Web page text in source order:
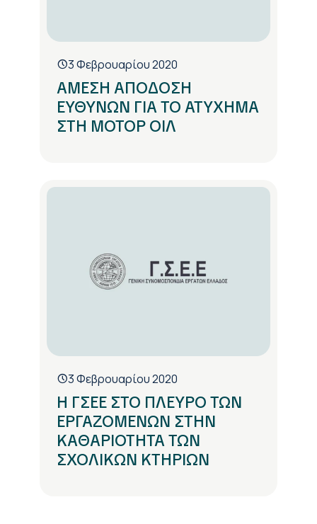
3 Φεβρουαρίου 2020
ΑΜΕΣΗ ΑΠΟΔΟΣΗ
ΕΥΘΥΝΩΝ ΓΙΑ ΤΟ ΑΤΥΧΗΜΑ
ΣΤΗ ΜΟΤΟΡ ΟΙΛ
3 Φεβρουαρίου 2020
Η ΓΣΕΕ ΣΤΟ ΠΛΕΥΡΟ ΤΩΝ
ΕΡΓΑΖΟΜΕΝΩΝ ΣΤΗΝ
ΚΑΘΑΡΙΟΤΗΤΑ ΤΩΝ
ΣΧΟΛΙΚΩΝ ΚΤΗΡΙΩΝ